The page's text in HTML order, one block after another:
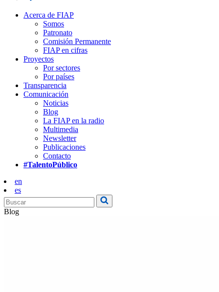
Acerca de FIAP
Somos
Patronato
Comisión Permanente
FIAP en cifras
Proyectos
Por sectores
Por países
Transparencia
Comunicación
Noticias
Blog
La FIAP en la radio
Multimedia
Newsletter
Publicaciones
Contacto
#TalentoPúblico
en
es
Blog